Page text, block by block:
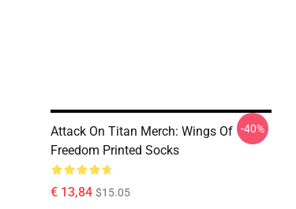
Attack On Titan Merch: Wings Of
Freedom Printed Socks
€ 13,84 $15.05
-40%